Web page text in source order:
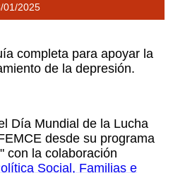
01/2025
completa para apoyar la
de la depresión.
Día Mundial de la Lucha
desde su programa
con la colaboración
Social, Familias e